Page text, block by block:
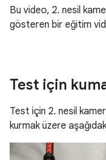
Bu video, 2. nesil
gösteren bir eğitim
Test için
Test için 2. nesil
kurmak üzere